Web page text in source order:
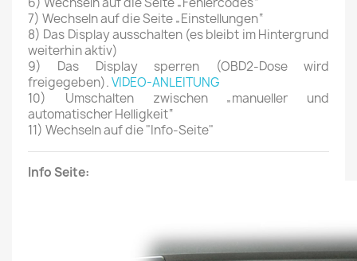
7) Wechseln auf die Seite „Einstellungen“
8) Das Display ausschalten (es bleibt im Hintergrund
weiterhin aktiv)
9) Das Display sperren (OBD2-Dose wird
freigegeben).VIDEO-ANLEITUNG
10) Umschalten zwischen „manueller und
automatischer Helligkeit“
11) Wechseln auf die "Info-Seite"
Info Seite: